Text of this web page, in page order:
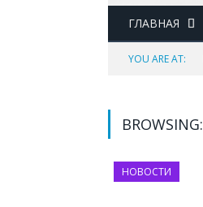
ГЛАВНАЯ
YOU ARE AT:
BROWSING:
НОВОСТИ